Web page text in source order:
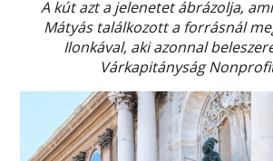
A kút azt a jelenetet ábrázolja,
Mátyás találkozott a forrásnál
Ilonkával, aki azonnal
Várkapitányság